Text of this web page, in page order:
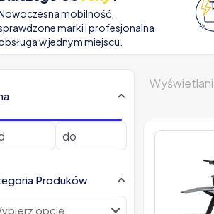
mobilność,
marki i profesjonalna
w jednym miejscu.
Produków